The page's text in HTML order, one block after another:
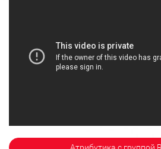
Атрибутика с группой